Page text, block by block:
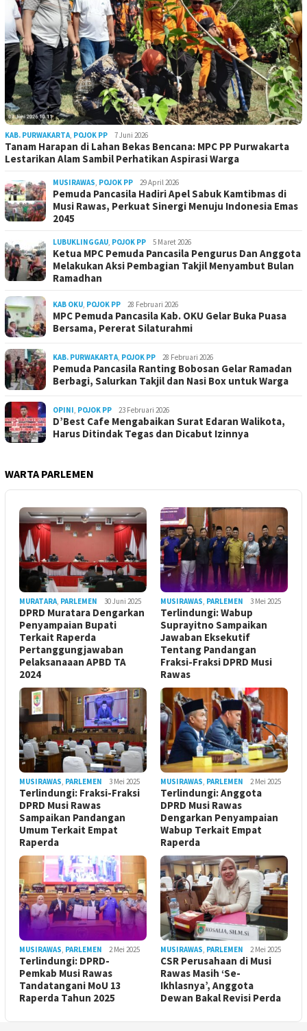
KAB. PURWAKARTA POJOK PP 7 Juni 2026
Tanam Harapan di Lahan Bekas Bencana: MPC PP Purwakarta
Lestarikan Alam Sambil Perhatikan Aspirasi Warga
MUSIRAWAS POJOK PP 29 April 2026
Pemuda Pancasila Hadiri Apel Sabuk Kamtibmas di
Musi Rawas, Perkuat Sinergi Menuju Indonesia Emas
2045
LUBUKLINGGAU POJOK PP 5 Maret 2026
Ketua MPC Pemuda Pancasila Pengurus Dan Anggota
Melakukan Aksi Pembagian Takjil Menyambut Bulan
Ramadhan
KAB OKU POJOK PP 28 Februari 2026
MPC Pemuda Pancasila Kab. OKU Gelar Buka Puasa
Bersama, Pererat Silaturahmi
KAB. PURWAKARTA POJOK PP 28 Februari 2026
Pemuda Pancasila Ranting Bobosan Gelar Ramadan
Berbagi, Salurkan Takjil dan Nasi Box untuk Warga
OPINI POJOK PP 23 Februari 2026
D’Best Cafe Mengabaikan Surat Edaran Walikota,
Harus Ditindak Tegas dan Dicabut Izinnya
WARTA PARLEMEN
MURATARA PARLEMEN 30 Juni 2025
DPRD Muratara Dengarkan
Penyampaian Bupati
Terkait Raperda
Pertanggungjawaban
Pelaksanaaan APBD TA
2024
MUSIRAWAS PARLEMEN 3 Mei 2025
Terlindungi: Wabup
Suprayitno Sampaikan
Jawaban Eksekutif
Tentang Pandangan
Fraksi-Fraksi DPRD Musi
Rawas
MUSIRAWAS PARLEMEN 3 Mei 2025
Terlindungi: Fraksi-Fraksi
DPRD Musi Rawas
Sampaikan Pandangan
Umum Terkait Empat
Raperda
MUSIRAWAS PARLEMEN 2 Mei 2025
Terlindungi: Anggota
DPRD Musi Rawas
Dengarkan Penyampaian
Wabup Terkait Empat
Raperda
MUSIRAWAS PARLEMEN 2 Mei 2025
Terlindungi: DPRD-
Pemkab Musi Rawas
Tandatangani MoU 13
Raperda Tahun 2025
MUSIRAWAS PARLEMEN 2 Mei 2025
CSR Perusahaan di Musi
Rawas Masih ‘Se-
Ikhlasnya’, Anggota
Dewan Bakal Revisi Perda ‎